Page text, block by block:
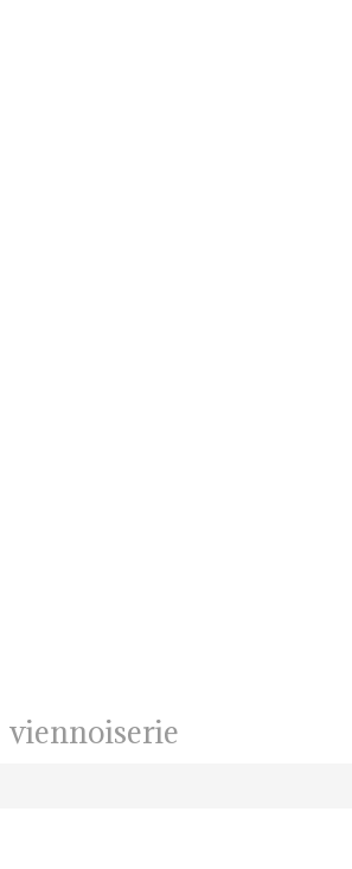
viennoiserie